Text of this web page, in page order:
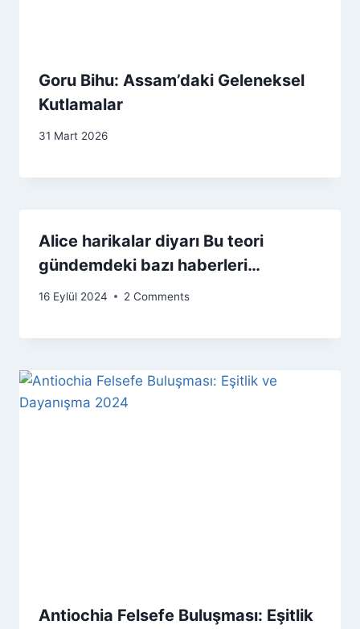
Goru Bihu: Assam’daki Geleneksel
Kutlamalar
31 Mart 2026
Alice harikalar diyarı Bu teori
gündemdeki bazı haberleri…
16 Eylül 2024 2 Comments
Antiochia Felsefe Buluşması: Eşitlik